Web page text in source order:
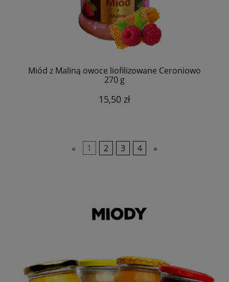
Miód z Maliną owoce liofilizowane Ceroniowo
270 g
15,50 zł
« 1 2 3 4 »